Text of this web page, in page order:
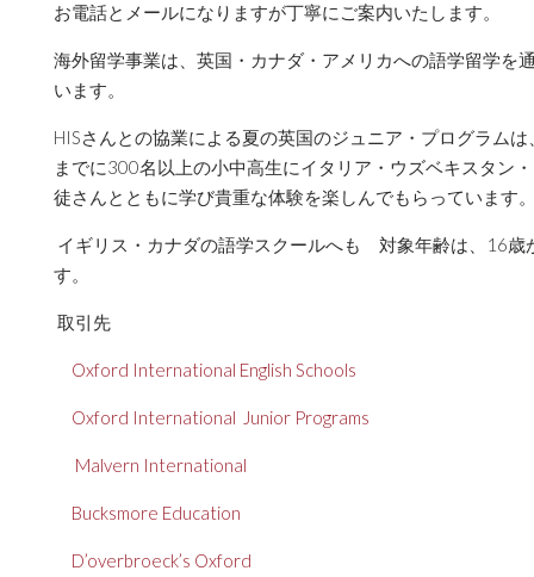
お電話とメールになりますが丁寧にご案内いたします。
海外留学事業は、英国・カナダ・アメリカへの語学留学を
います。
HISさんとの協業による夏の英国のジュニア・プログラム
までに300名以上の小中高生にイタリア・ウズベキスタン
徒さんとともに学び貴重な体験を楽しんでもらっていま
イギリス・カナダの語学スクールへも 対象年齢は、16歳
す。
取引先
Oxford International English Schools
Oxford International Junior Programs
Malvern International
Bucksmore Education
D’overbroeck’s Oxford